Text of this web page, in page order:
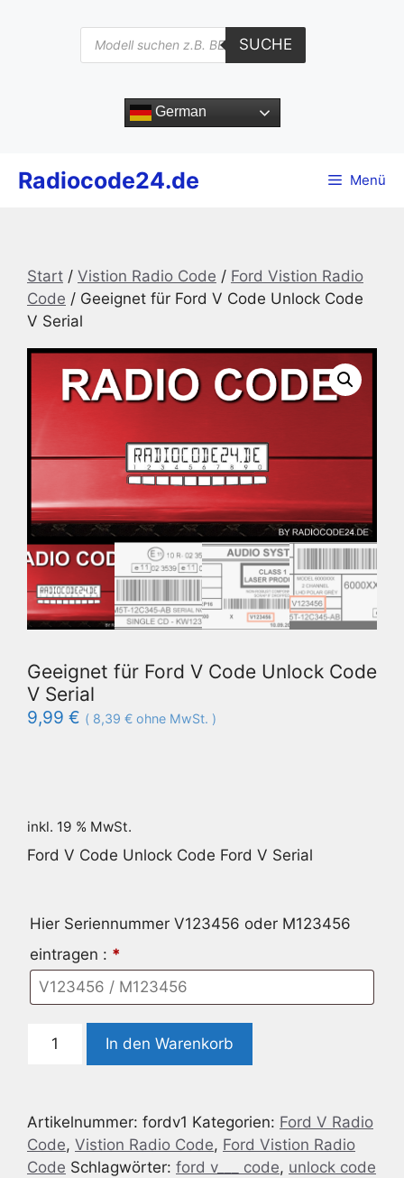
Products
search
SUCHE
German
Radiocode24.de Menü
Start / Vistion Radio Code / Ford Vistion Radio
Code / Geeignet für Ford V Code Unlock Code
V Serial
Geeignet für Ford V Code Unlock Code
V Serial
9,99 € ( 8,39 € ohne MwSt. )
inkl. 19 % MwSt.
Ford V Code Unlock Code Ford V Serial
Hier Seriennummer V123456 oder M123456
eintragen : *
Code
Unlock
Code
In den Warenkorb
Artikelnummer: fordv1 Kategorien: Ford V Radio
Code, Vistion Radio Code, Ford Vistion Radio
Code Schlagwörter: ford v___ code, unlock code